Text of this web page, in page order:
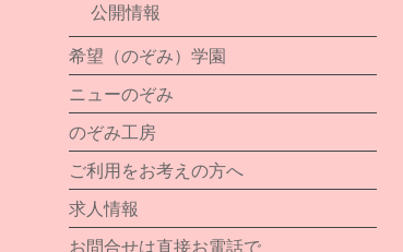
公開情報
希望（のぞみ）学園
ニューのぞみ
のぞみ工房
ご利用をお考えの方へ
求人情報
お問合せは直接お電話で